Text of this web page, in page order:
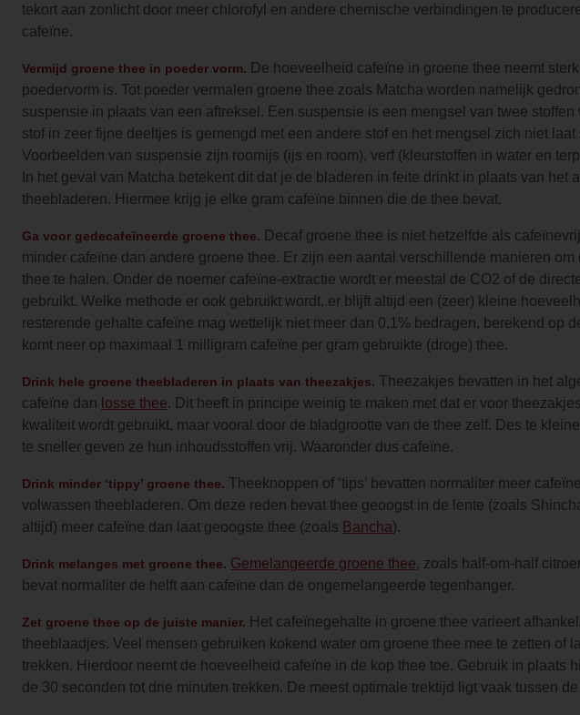
tekort aan zonlicht door meer chlorofyl en andere chemische verbindingen te
cafeïne.
Vermijd groene thee in poeder vorm. De hoeveelheid cafeïne in groene thee neemt
poedervorm is. Tot poeder vermalen groene thee zoals Matcha worden namelijk
suspensie in plaats van een aftreksel. Een suspensie is een mengsel van twee stoffen
stof in zeer fijne deeltjes is gemengd met een andere stof en het mengsel zich niet laat
Voorbeelden van suspensie zijn roomijs (ijs en room), verf (kleurstoffen in water en
In het geval van Matcha betekent dit dat je de bladeren in feite drinkt in plaats van het
theebladeren. Hiermee krijg je elke gram cafeïne binnen die de thee bevat.
Ga voor gedecafeïneerde groene thee. Decaf groene thee is niet hetzelfde als
minder cafeïne dan andere groene thee. Er zijn een aantal verschillende manieren om
thee te halen. Onder de noemer cafeïne-extractie wordt er meestal de CO2 of de
gebruikt. Welke methode er ook gebruikt wordt, er blijft altijd een (zeer) kleine
resterende gehalte cafeïne mag wettelijk niet meer dan 0,1% bedragen, berekend op
komt neer op maximaal 1 milligram cafeïne per gram gebruikte (droge) thee.
Drink hele groene theebladeren in plaats van theezakjes. Theezakjes bevatten in het
cafeïne dan losse thee. Dit heeft in principe weinig te maken met dat er voor
kwaliteit wordt gebruikt, maar vooral door de bladgrootte van de thee zelf. Des te
te sneller geven ze hun inhoudsstoffen vrij. Waaronder dus cafeïne.
Drink minder ‘tippy’ groene thee. Theeknoppen of ‘tips’ bevatten normaliter meer
volwassen theebladeren. Om deze reden bevat thee geoogst in de lente (zoals
altijd) meer cafeïne dan laat geoogste thee (zoals Bancha).
Drink melanges met groene thee. Gemelangeerde groene thee, zoals half-om-half
bevat normaliter de helft aan cafeïne dan de ongemelangeerde tegenhanger.
Zet groene thee op de juiste manier. Het cafeïnegehalte in groene thee varieert
theeblaadjes. Veel mensen gebruiken kokend water om groene thee mee te zetten of
trekken. Hierdoor neemt de hoeveelheid cafeïne in de kop thee toe. Gebruik in plaats
de 30 seconden tot drie minuten trekken. De meest optimale trektijd ligt vaak tussen